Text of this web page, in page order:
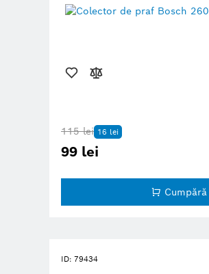
115 lei 16 lei
99 lei
Cumpără
ID: 79434